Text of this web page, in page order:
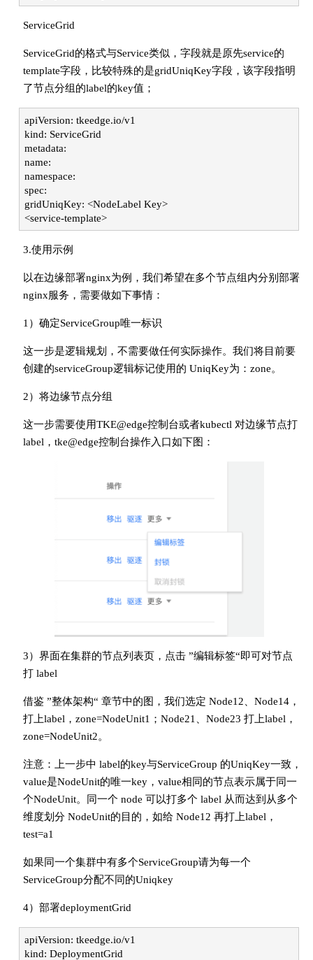
ServiceGrid
ServiceGrid的格式与Service类似，字段就是原先service的
template字段，比较特殊的是gridUniqKey字段，该字段指明
了节点分组的label的key值；
apiVersion: tkeedge.io/v1
kind: ServiceGrid
metadata:
name:
namespace:
spec:
gridUniqKey: <NodeLabel Key>
<service-template>
3.使用示例
以在边缘部署nginx为例，我们希望在多个节点组内分别部署
nginx服务，需要做如下事情：
1）确定ServiceGroup唯一标识
这一步是逻辑规划，不需要做任何实际操作。我们将目前要
创建的serviceGroup逻辑标记使用的 UniqKey为：zone。
2）将边缘节点分组
这一步需要使用TKE@edge控制台或者kubectl 对边缘节点打
label，tke@edge控制台操作入口如下图：
3）界面在集群的节点列表页，点击 ”编辑标签“即可对节点
打 label
借鉴 ”整体架构“ 章节中的图，我们选定 Node12、Node14，
打上label，zone=NodeUnit1；Node21、Node23 打上label，
zone=NodeUnit2。
注意：上一步中 label的key与ServiceGroup 的UniqKey一致，
value是NodeUnit的唯一key，value相同的节点表示属于同一
个NodeUnit。同一个 node 可以打多个 label 从而达到从多个
维度划分 NodeUnit的目的，如给 Node12 再打上label，
test=a1
如果同一个集群中有多个ServiceGroup请为每一个
ServiceGroup分配不同的Uniqkey
4）部署deploymentGrid
apiVersion: tkeedge.io/v1
kind: DeploymentGrid